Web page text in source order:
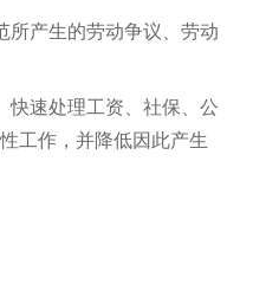
所产生的劳动争议、劳动
快速处理工资、社保、公
工作，并降低因此产生